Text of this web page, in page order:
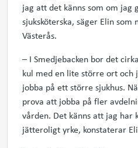
jag att det känns som om jag
sjuksköterska, säger Elin
Västerås.
– I Smedjebacken bor det
kul med en lite större ort
jobba på ett större sjukhus.
prova att jobba på fler
vården. Det känns att jag
jätteroligt yrke, konstaterar